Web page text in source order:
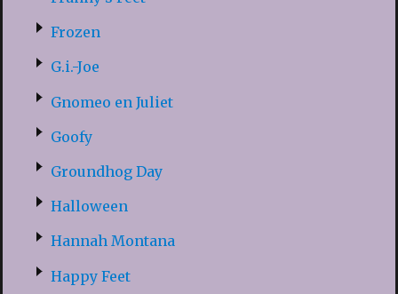
Frozen
G.i.-Joe
Gnomeo en Juliet
Goofy
Groundhog Day
Halloween
Hannah Montana
Happy Feet